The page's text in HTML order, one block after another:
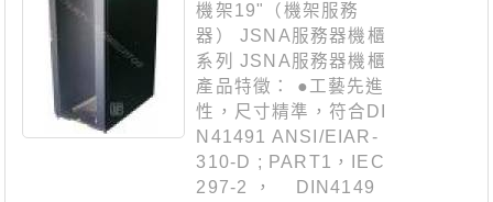
機架19"（機架服務
器） JSNA服務器機櫃
系列 JSNA服務器機櫃
產品特徵： ●工藝先進
性，尺寸精準，符合DI
N41491 ANSI/EIAR-
310-D ; PART1，IEC
297-2 ， DIN4149